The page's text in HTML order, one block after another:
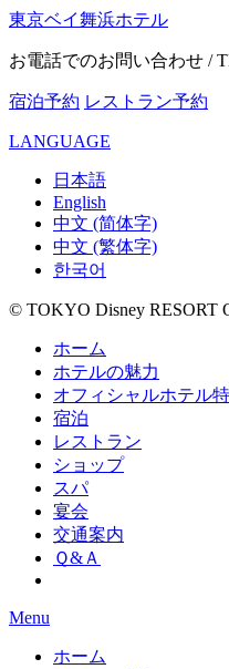
東京ベイ舞浜ホテル
お電話でのお問い合わせ /
宿泊予約 レストラン予約
LANGUAGE
日本語
English
中文 (简体字)
中文 (繁体字)
한국어
© TOKYO Disney RESORT
ホーム
ホテルの魅力
オフィシャルホテル
宿泊
レストラン
ショップ
スパ
宴会
交通案内
Ｑ&Ａ
Menu
ホーム